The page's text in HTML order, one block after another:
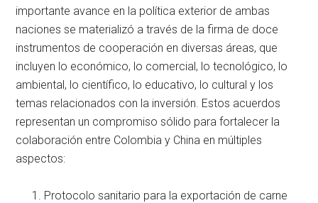
importante avance en la política exterior de ambas
naciones se materializó a través de la firma de doce
instrumentos de cooperación en diversas áreas, que
incluyen lo económico, lo comercial, lo tecnológico, lo
ambiental, lo científico, lo educativo, lo cultural y los
temas relacionados con la inversión. Estos acuerdos
representan un compromiso sólido para fortalecer la
colaboración entre Colombia y China en múltiples
aspectos:
Protocolo sanitario para la exportación de carne